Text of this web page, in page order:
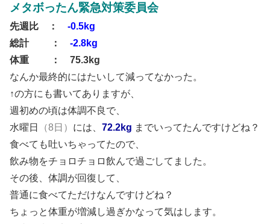
メタボったん緊急対策委員会
先週比 ： -0.5kg
総計 ： -2.8kg
体重 ： 75.3kg
なんか最終的にはたいして減ってなかった。
↑の方にも書いてありますが、
週初めの頃は体調不良で、
水曜日
（8日） には、 72.2kg までいってたんですけどね？
食べても吐いちゃってたので、
飲み物をチョロチョロ飲んで過ごしてました。
その後、体調が回復して、
普通に食べてただけなんですけどね？
ちょっと体重が増減し過ぎかなって気はします。